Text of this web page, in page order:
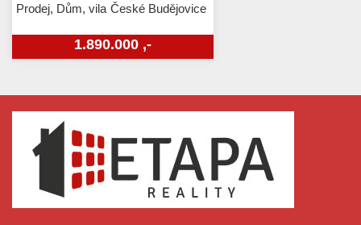
Prodej, Dům, vila České Budějovice
1.890.000 ,-